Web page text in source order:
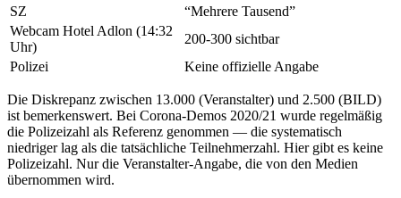
SZ
“Mehrere Tausend”
Webcam Hotel Adlon (14:32
Uhr)
200-300 sichtbar
Polizei
Keine offizielle Angabe
Die Diskrepanz zwischen 13.000 (Veranstalter) und 2.500 (BILD)
ist bemerkenswert. Bei Corona-Demos 2020/21 wurde regelmäßig
die Polizeizahl als Referenz genommen — die systematisch
niedriger lag als die tatsächliche Teilnehmerzahl. Hier gibt es keine
Polizeizahl. Nur die Veranstalter-Angabe, die von den Medien
übernommen wird.